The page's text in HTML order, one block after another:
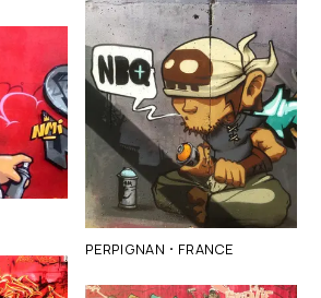
PERPIGNAN · FRANCE